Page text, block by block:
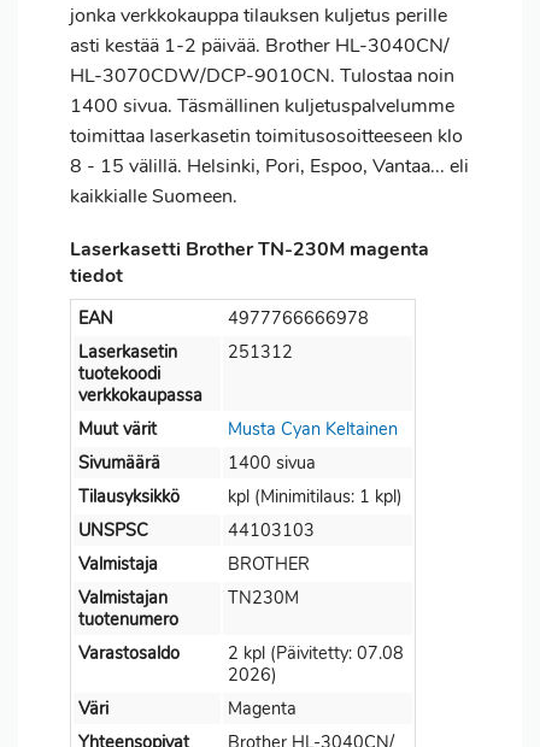
jonka verkkokauppa tilauksen kuljetus perille
asti kestää 1-2 päivää. Brother HL-3040CN/
HL-3070CDW/DCP-9010CN. Tulostaa noin
1400 sivua. Täsmällinen kuljetuspalvelumme
toimittaa laserkasetin toimitusosoitteeseen klo
8 - 15 välillä. Helsinki, Pori, Espoo, Vantaa... eli
kaikkialle Suomeen.
Laserkasetti Brother TN-230M magenta
tiedot
EAN
4977766666978
Laserkasetin
tuotekoodi
verkkokaupassa
251312
Muut värit Musta Cyan Keltainen
Sivumäärä
1400 sivua
Tilausyksikkö
kpl (Minimitilaus: 1 kpl)
UNSPSC
44103103
Valmistaja
BROTHER
Valmistajan
tuotenumero
TN230M
Varastosaldo
2 kpl (Päivitetty: 07.08
2026)
Väri
Magenta
Yhteensopivat
Brother HL-3040CN/